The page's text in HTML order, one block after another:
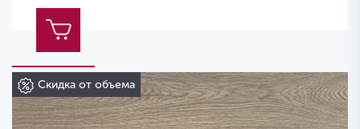
Скидка от объема